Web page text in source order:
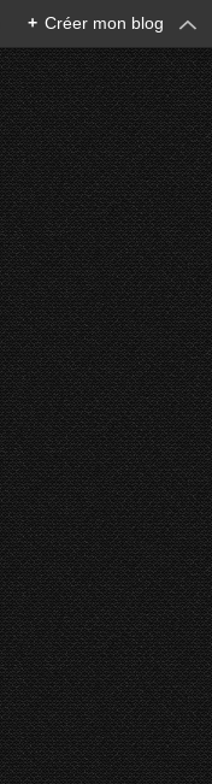
+ Créer mon blog